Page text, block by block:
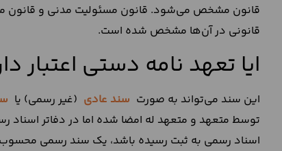
قانون مشخص می‌شود. قانون مسئولیت مدنی و قانون
قانونی در آن‌ها مشخص شده است.
ایا تعهد نامه دستی اعتبار
این سند می‌تواند به صورت سند عادی (غیر رسمی) یا
توسط متعهد و متعهد له امضا شده اما در دفاتر اسناد
اسناد رسمی به ثبت رسیده باشد، یک سند رسمی